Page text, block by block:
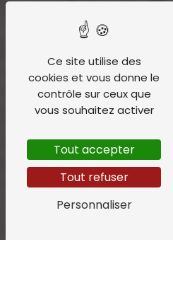
Ce site utilise des
cookies et vous donne le
contrôle sur ceux que
vous souhaitez activer
Tout accepter
Tout refuser
Personnaliser